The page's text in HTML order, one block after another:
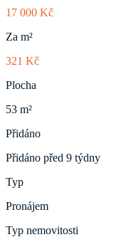
17 000 Kč
Za m²
321 Kč
Plocha
53 m²
Přidáno
Přidáno před 9 týdny
Typ
Pronájem
Typ nemovitosti